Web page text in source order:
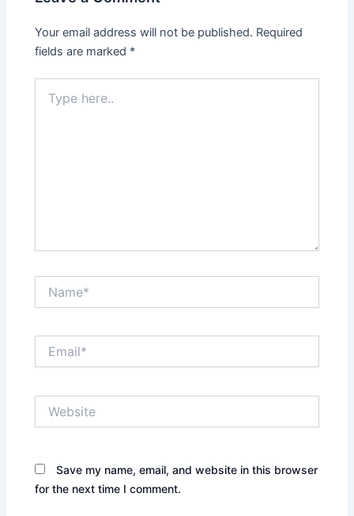
Your email address will not be published. Required
fields are marked *
here..
Save my name, email, and website in this browser
for the next time I comment.